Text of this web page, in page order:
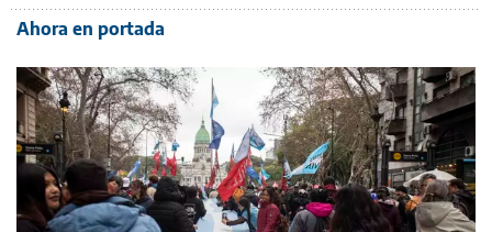
Ahora en portada